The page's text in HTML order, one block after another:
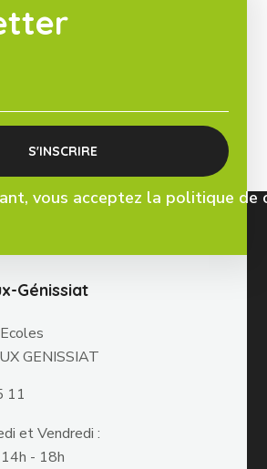
vous acceptez la politique
Génissiat
GENISSIAT
11
et Vendredi :
- 18h